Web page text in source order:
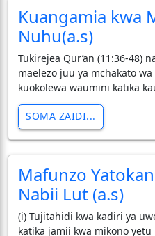
Kuangamia kwa
Nuhu(a.s)
Tukirejea Qur’an (11:36-48)
maelezo juu ya mchakato
kuokolewa waumini katika
SOMA ZAIDI...
Mafunzo
Nabii Lut (a.s)
(i) Tujitahidi kwa kadiri ya
katika jamii kwa mikono